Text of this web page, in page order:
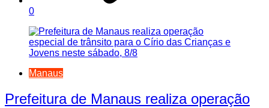
0
Manaus
Prefeitura de Manaus realiza operação